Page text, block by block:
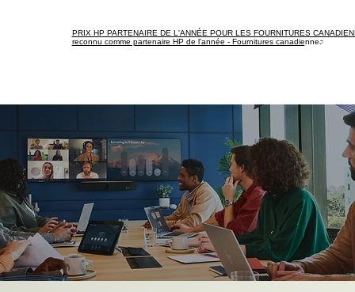
PRIX HP PARTENAIRE DE L'ANNÉE POUR LES FOURNITURES
reconnu comme partenaire HP de l'année - Fournitures canadiennes